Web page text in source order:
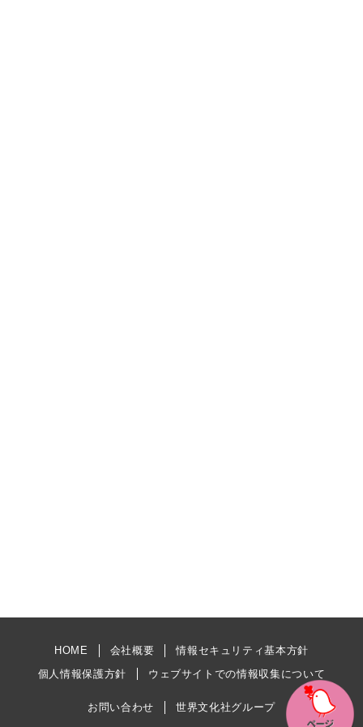
HOME 会社概要
情報セキュリティ基本方針
個人情報保護方針
ウェブサイトでの情報収集について
お問い合わせ 世界文化社グループ